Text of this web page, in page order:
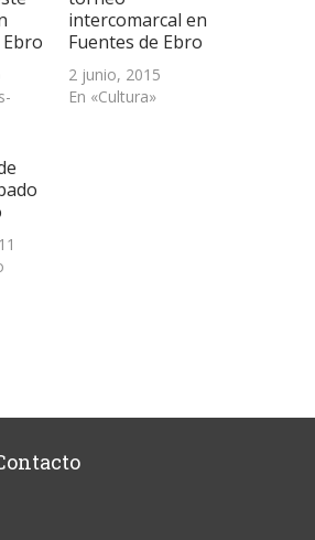
intercomarcal en
Fuentes de Ebro
2 junio, 2015
En «Cultura»